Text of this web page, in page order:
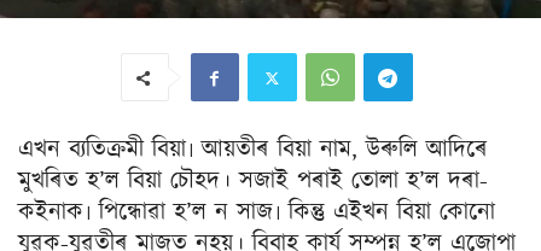
এখন ব্যতিক্ৰমী বিয়া৷ আয়তীৰ বিয়া নাম, উৰুলি আদিৰে
মুখৰিত হ’ল বিয়া চৌহদ। সজাই পৰাই তোলা হ’ল দৰা-
কইনাক৷ পিন্ধোৱা হ’ল ন সাজ৷ কিন্তু এইখন বিয়া কোনো
যুৱক-যুৱতীৰ মাজত নহয়। বিবাহ কাৰ্য সম্পন্ন হ’ল এজোপা